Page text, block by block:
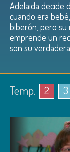
Adelaida decide
cuando era
biberón, pero su
emprende un
son su
Temp. 2 3